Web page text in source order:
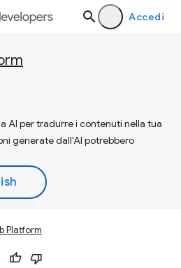
Accedi
AI per tradurre i contenuti nella tua
generate dall'AI potrebbero
Platform